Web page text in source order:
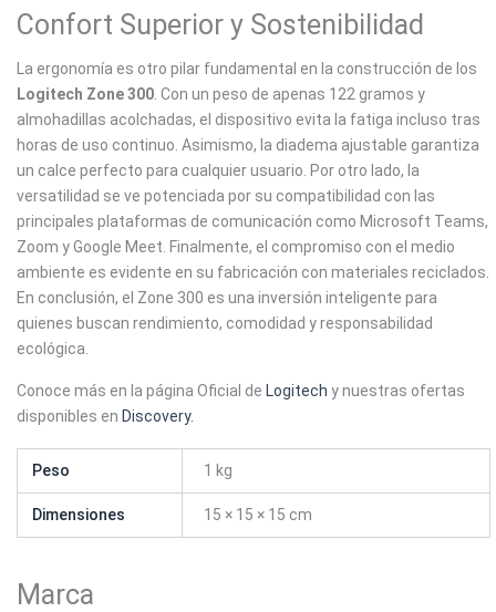
Confort Superior y Sostenibilidad
La ergonomía es otro pilar fundamental en la construcción de los
Logitech Zone 300. Con un peso de apenas 122 gramos y
almohadillas acolchadas, el dispositivo evita la fatiga incluso tras
horas de uso continuo. Asimismo, la diadema ajustable garantiza
un calce perfecto para cualquier usuario. Por otro lado, la
versatilidad se ve potenciada por su compatibilidad con las
principales plataformas de comunicación como Microsoft Teams,
Zoom y Google Meet. Finalmente, el compromiso con el medio
ambiente es evidente en su fabricación con materiales reciclados.
En conclusión, el Zone 300 es una inversión inteligente para
quienes buscan rendimiento, comodidad y responsabilidad
ecológica.
Conoce más en la página Oficial de Logitech y nuestras ofertas
disponibles en Discovery.
Peso 1 kg
Dimensiones 15 × 15 × 15 cm
Marca